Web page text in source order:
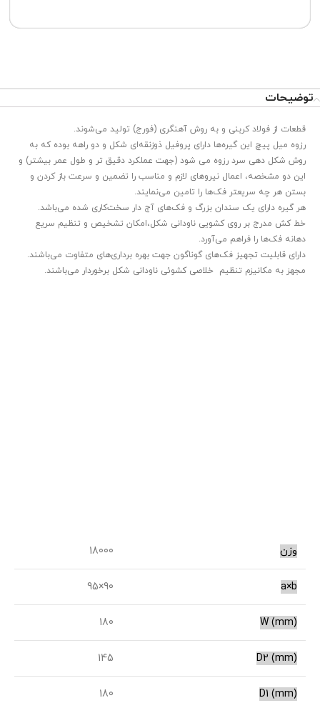
توضیحات
قطعات از فولاد کربنی و به روش آهنگری (فورج) تولید می‌شوند.
رزوه میل پیچ این گیره‌ها دارای پروفیل ذوزنقه‌ای شکل و دو راهه بوده که به
روش شکل دهی سرد رزوه می شود (جهت عملکرد دقیق تر و طول عمر بیشتر) و
این دو مشخصه، اعمال نیروهای لازم و مناسب را تضمین و سرعت باز کردن و
بستن هر چه سریعتر فک‌ها را تامین می‌نمایند.
هر گیره دارای یک سندان بزرگ و فک‌های آج دار سخت‌کاری شده می‌باشد.
خط کش مدرج بر روی کشویی ناودانی شکل،امکان تشخیص و تنظیم سریع
دهانه فک‌ها را فراهم می‌آورد.
دارای قابلیت تجهیز فک‌های گوناگون جهت بهره برداری‌های متفاوت می‌باشند.
مجهز به مکانیزم تنظیم خلاصی کشوئی ناودانی شکل برخوردار می‌باشند.
وزن 18000
a×b
90×95
W (mm)
180
D2 (mm)
145
D1 (mm)
180